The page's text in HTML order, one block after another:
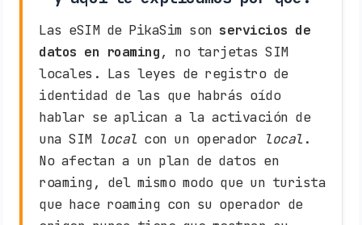
Las eSIM de PikaSim son servicios de
datos en roaming, no tarjetas SIM
locales. Las leyes de registro de
identidad de las que habrás oído
hablar se aplican a la activación de
una SIM local con un operador local .
No afectan a un plan de datos en
roaming, del mismo modo que un turista
que hace roaming con su operador de